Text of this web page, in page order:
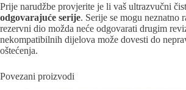
Prije narudžbe provjerite je li vaš ultrazvučni
odgovarajuće serije. Serije se mogu neznatno
rezervni dio možda neće odgovarati drugim
nekompatibilnih dijelova može dovesti do
oštećenja.
Povezani proizvodi